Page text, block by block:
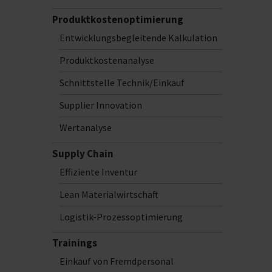
Produktkostenoptimierung
Entwicklungsbegleitende Kalkulation
Produktkostenanalyse
Schnittstelle Technik/Einkauf
Supplier Innovation
Wertanalyse
Supply Chain
Effiziente Inventur
Lean Materialwirtschaft
Logistik-Prozessoptimierung
Trainings
Einkauf von Fremdpersonal